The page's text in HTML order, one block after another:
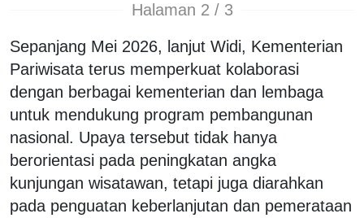
Halaman 2 / 3
Sepanjang Mei 2026, lanjut Widi, Kementerian
Pariwisata terus memperkuat kolaborasi
dengan berbagai kementerian dan lembaga
untuk mendukung program pembangunan
nasional. Upaya tersebut tidak hanya
berorientasi pada peningkatan angka
kunjungan wisatawan, tetapi juga diarahkan
pada penguatan keberlanjutan dan pemerataan